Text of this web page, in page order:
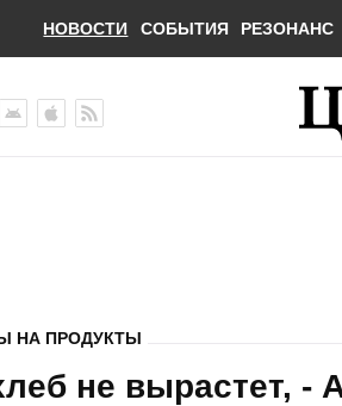
НОВОСТИ СОБЫТИЯ РЕЗОНАНС
НА ПРОДУКТЫ
не вырастет, -